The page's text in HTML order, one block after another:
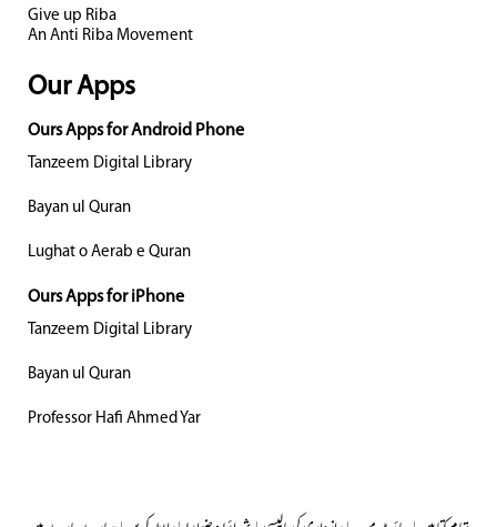
Give up Riba
An Anti Riba Movement
Our Apps
Ours Apps for Android Phone
Tanzeem Digital Library
Bayan ul Quran
Lughat o Aerab e Quran
Ours Apps for iPhone
Tanzeem Digital Library
Bayan ul Quran
Professor Hafi Ahmed Yar